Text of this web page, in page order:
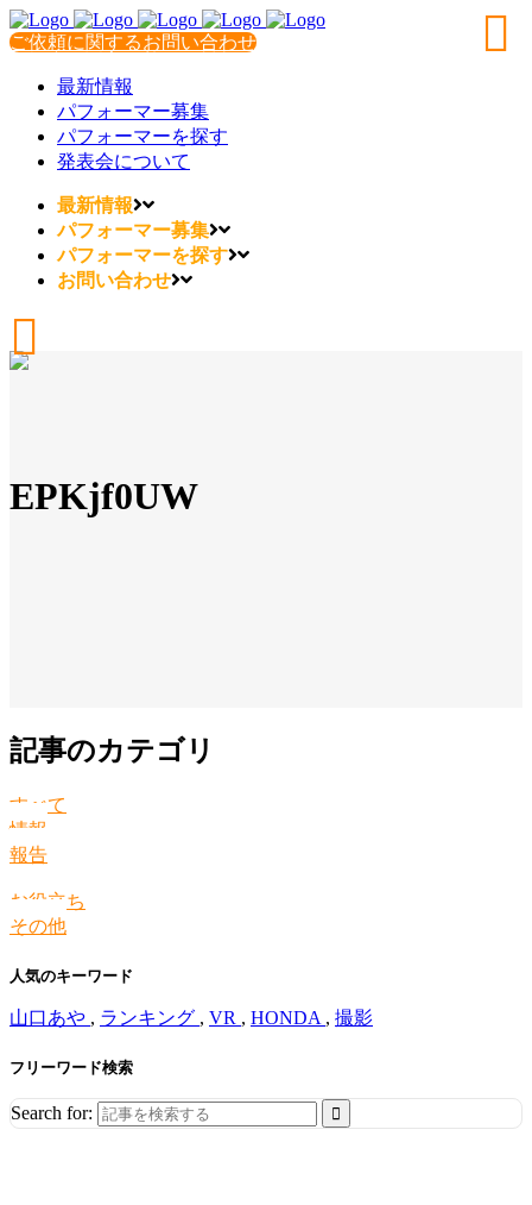
ご依頼に関するお問い合わせ
最新情報
パフォーマー募集
パフォーマーを探す
発表会について
最新情報
パフォーマー募集
パフォーマーを探す
お問い合わせ
EPKjf0UW
記事のカテゴリ
すべて
情報
報告
お役立ち
その他
人気のキーワード
山口あや , ランキング , VR , HONDA , 撮影
フリーワード検索
Search for: